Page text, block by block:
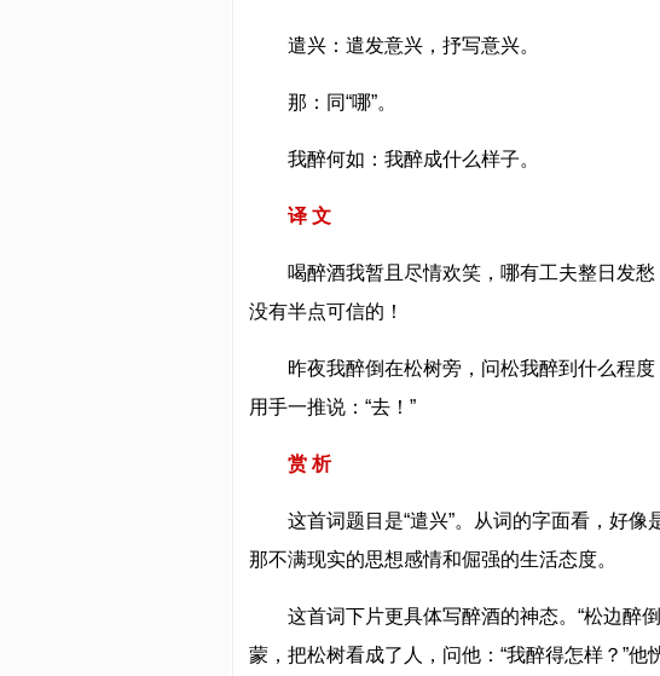
遣兴：遣发意兴，抒写意兴。
那：同“哪”。
我醉何如：我醉成什么样子。
译 文
喝醉酒我暂且尽情欢笑，哪有工夫整日发
没有半点可信的！
昨夜我醉倒在松树旁，问松我醉到什么程
用手一推说：“去！”
赏 析
这首词题目是“遣兴”。从词的字面看，好
那不满现实的思想感情和倔强的生活态度。
这首词下片更具体写醉酒的神态。“松边醉
蒙，把松树看成了人，问他：“我醉得怎样？”